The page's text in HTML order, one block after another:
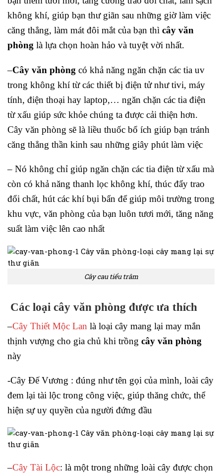
không khí, giúp bạn thư giãn sau những giờ làm việc
căng thẳng, làm mát đôi mắt của bạn thì cây văn
phòng là lựa chọn hoàn hảo và tuyệt vời nhất.
–Cây văn phòng có khả năng ngăn chặn các tia uv
trong không khí từ các thiết bị điện tử như tivi, máy
tính, điện thoại hay laptop,… ngăn chặn các tia điện
từ xấu giúp sức khỏe chúng ta được cải thiện hơn.
Cây văn phòng sẽ là liều thuốc bổ ích giúp bạn tránh
căng thẳng thần kinh sau những giây phút làm việc
– Nó không chỉ giúp ngăn chặn các tia điện từ xấu mà
còn có khả năng thanh lọc không khí, thúc đẩy trao
đổi chất, hút các khí bụi bẩn để giúp môi trường trong
khu vực, văn phòng của bạn luôn tươi mới, tăng năng
suất làm việc lên cao nhất
Cây cau tiểu trâm
Các loại cây văn phòng được ưa thích
–Cây Thiết Mộc Lan là loại cây mang lại may mắn
thịnh vượng cho gia chủ khi trồng cây văn phòng
này
-Cây Đế Vương : đúng như tên gọi của mình, loài cây
đem lại tài lộc trong công việc, giúp thăng chức, thể
hiện sự uy quyền của người đứng đầu
–Cây Tài Lộc: là một trong những loài cây được chọn